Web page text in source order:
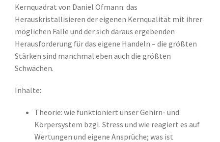
Kernquadrat von Daniel Ofmann: das
Herauskristallisieren der eigenen Kernqualität mit ihrer
möglichen Falle und der sich daraus ergebenden
Herausforderung für das eigene Handeln – die größten
Stärken sind manchmal eben auch die größten
Schwächen.
Inhalte:
Theorie: wie funktioniert unser Gehirn- und
Körpersystem bzgl. Stress und wie reagiert es auf
Wertungen und eigene Ansprüche; was ist